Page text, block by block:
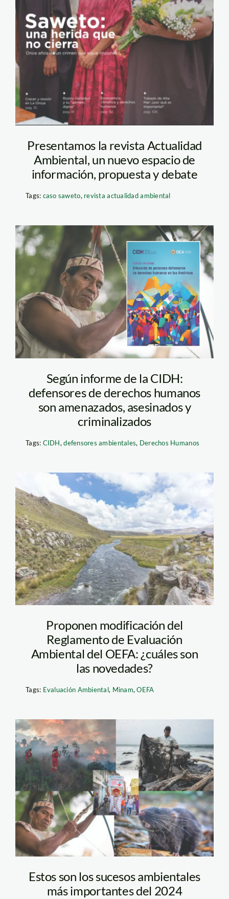
Presentamos la revista Actualidad
Ambiental, un nuevo espacio de
información, propuesta y debate
Tags: caso saweto, revista actualidad ambiental
informe cidh –
defensores de
derechos humanos (1)
Según informe de la CIDH:
defensores de derechos humanos
son amenazados, asesinados y
criminalizados
Tags: CIDH,defensores ambientales, Derechos Humanos
Fiscalización
ambiental OEFA
Proponen modificación del
Reglamento de Evaluación
Ambiental del OEFA: ¿cuáles son
las novedades?
Tags: Evaluación Ambiental, Minam,OEFA
sucesos-ambientales
—peru—2024
Estos son los sucesos ambientales
más importantes del 2024